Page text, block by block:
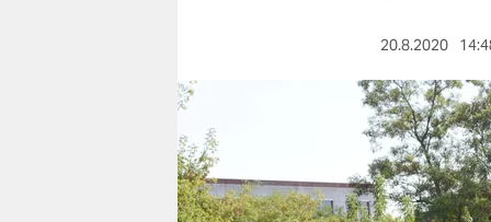
berlin
nord
wahrheit
20.8.2020